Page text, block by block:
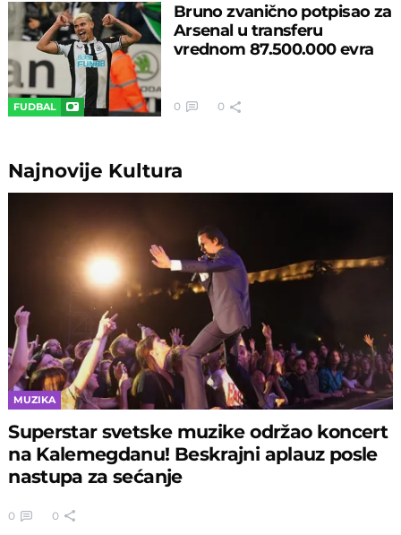
FUDBAL
Bruno zvanično potpisao za
Arsenal u transferu
vrednom 87.500.000 evra
0 0
Najnovije Kultura
MUZIKA
Superstar svetske muzike održao koncert
na Kalemegdanu! Beskrajni aplauz posle
nastupa za sećanje
0 0